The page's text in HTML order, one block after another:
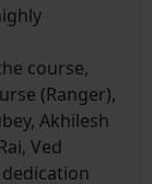
course,
(Ranger),
Akhilesh
Ved